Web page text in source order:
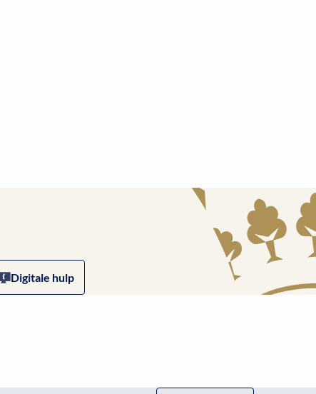
Digitale hulp